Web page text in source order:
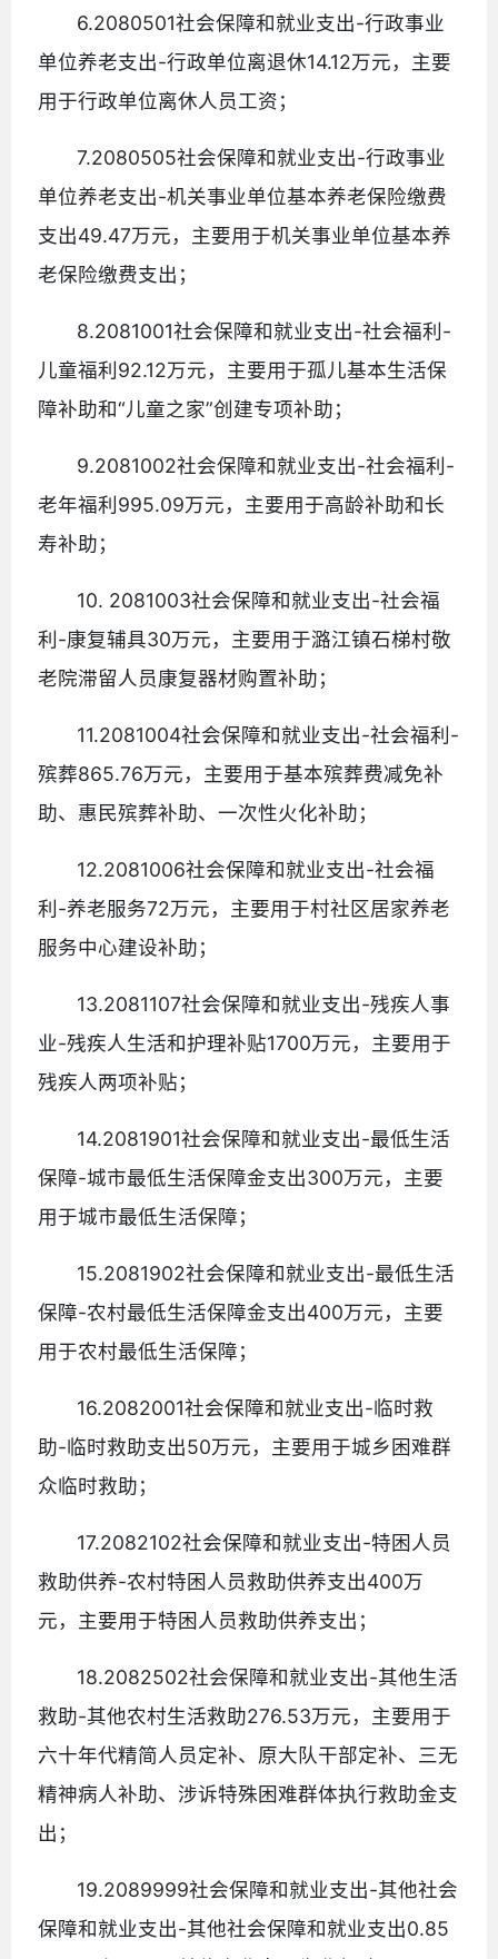
6.2080501社会保障和就业支出-行政事业
单位养老支出-行政单位离退休14.12万元，主要
用于行政单位离休人员工资；
7.2080505社会保障和就业支出-行政事业
单位养老支出-机关事业单位基本养老保险缴费
支出49.47万元，主要用于机关事业单位基本养
老保险缴费支出；
8.2081001社会保障和就业支出-社会福利-
儿童福利92.12万元，主要用于孤儿基本生活保
障补助和“儿童之家”创建专项补助；
9.2081002社会保障和就业支出-社会福利-
老年福利995.09万元，主要用于高龄补助和长
寿补助；
10. 2081003社会保障和就业支出-社会福
利-康复辅具30万元，主要用于潞江镇石梯村敬
老院滞留人员康复器材购置补助；
11.2081004社会保障和就业支出-社会福利-
殡葬865.76万元，主要用于基本殡葬费减免补
助、惠民殡葬补助、一次性火化补助；
12.2081006社会保障和就业支出-社会福
利-养老服务72万元，主要用于村社区居家养老
服务中心建设补助；
13.2081107社会保障和就业支出-残疾人事
业-残疾人生活和护理补贴1700万元，主要用于
残疾人两项补贴；
14.2081901社会保障和就业支出-最低生活
保障-城市最低生活保障金支出300万元，主要
用于城市最低生活保障；
15.2081902社会保障和就业支出-最低生活
保障-农村最低生活保障金支出400万元，主要
用于农村最低生活保障；
16.2082001社会保障和就业支出-临时救
助-临时救助支出50万元，主要用于城乡困难群
众临时救助；
17.2082102社会保障和就业支出-特困人员
救助供养-农村特困人员救助供养支出400万
元，主要用于特困人员救助供养支出；
18.2082502社会保障和就业支出-其他生活
救助-其他农村生活救助276.53万元，主要用于
六十年代精简人员定补、原大队干部定补、三无
精神病人补助、涉诉特殊困难群体执行救助金支
出；
19.2089999社会保障和就业支出-其他社会
保障和就业支出-其他社会保障和就业支出0.85